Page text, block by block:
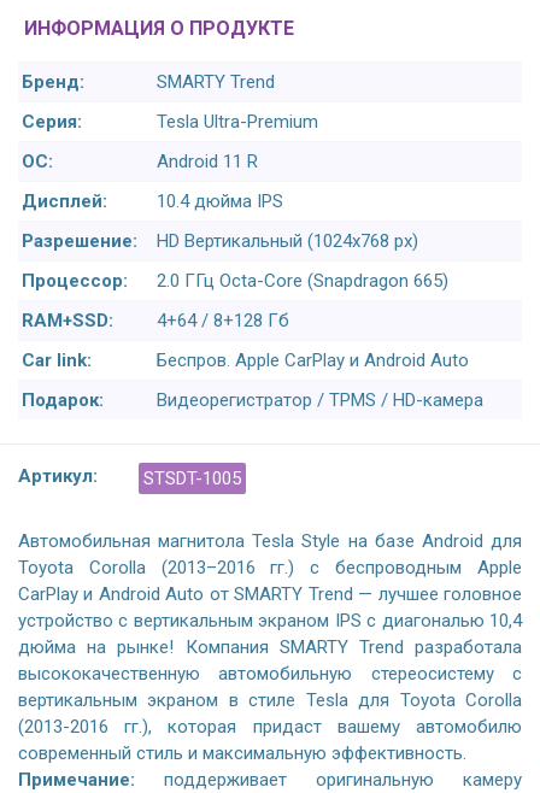
ИНФОРМАЦИЯ О ПРОДУКТЕ
Бренд:
SMARTY Trend
Серия:
Tesla Ultra-Premium
ОС:
Android 11 R
Дисплей:
10.4 дюйма IPS
Разрешение:
HD Вертикальный (1024x768 px)
Процессор:
2.0 ГГц Octa-Core (Snapdragon 665)
RAM+SSD:
4+64 / 8+128 Гб
Car link:
Беспров. Apple CarPlay и Android Auto
Подарок:
Видеорегистратор / TPMS / HD-камера
Артикул: STSDT-1005
Автомобильная магнитола Tesla Style на базе Android для
Toyota Corolla (2013–2016 гг.) с беспроводным Apple
CarPlay и Android Auto от SMARTY Trend — лучшее головное
устройство с вертикальным экраном IPS с диагональю 10,4
дюйма на рынке! Компания SMARTY Trend разработала
высококачественную автомобильную стереосистему с
вертикальным экраном в стиле Tesla для Toyota Corolla
(2013-2016 гг.), которая придаст вашему автомобилю
современный стиль и максимальную эффективность.
Примечание: поддерживает оригинальную камеру